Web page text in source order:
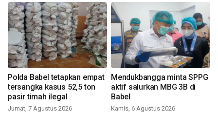
Polda Babel tetapkan empat
tersangka kasus 52,5 ton
pasir timah ilegal
Jumat, 7 Agustus 2026
Mendukbangga minta SPPG
aktif salurkan MBG 3B di
Babel
Kamis, 6 Agustus 2026